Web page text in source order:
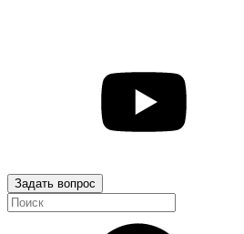
Задать вопрос